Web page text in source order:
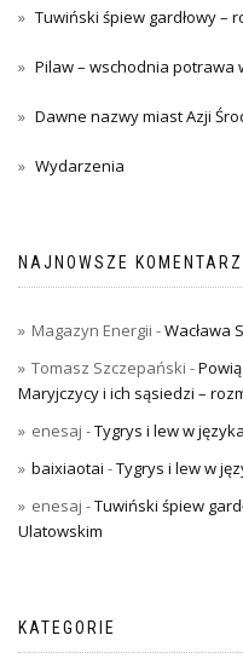
Tuwiński śpiew gardłowy –
Pilaw – wschodnia potrawa
Dawne nazwy miast Azji
Wydarzenia
NAJNOWSZE
Magazyn Energii -Wacława
Tomasz Szczepański -
Maryjczycy i ich sąsiedzi –
enesaj -Tygrys i lew w
baixiaotai -Tygrys i lew w
enesaj -Tuwiński śpiew
Ulatowskim
KATEGORIE